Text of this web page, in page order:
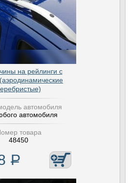
на рейлинги с
автомобиля
автомобиля
товара
48450
Р